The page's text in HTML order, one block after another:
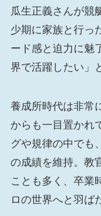
瓜生正義さんが競
少期に家族と行っ
ード感と迫力に魅
界で活躍したい」
養成所時代は非常
からも一目置かれ
グや規律の中でも
の成績を維持。教
ことも多く、卒業
ロの世界へと羽ば